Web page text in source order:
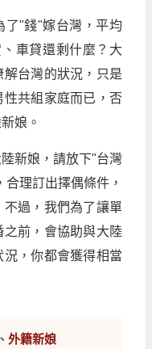
了"錢"嫁台灣，平均
車貸還剩什麼？大
解台灣的狀況，只是
共組家庭而已，否
娘。
新娘，請放下"台灣
理訂出擇偶條件，
過，我們為了讓單
前，會協助與大陸
，你都會獲得相當
外籍新娘